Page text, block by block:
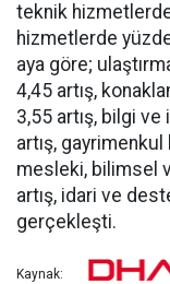
teknik
hizmetlerde
aya göre;
4,45 artış,
3,55 artış, bilgi
artış,
mesleki, bilimsel
artış, idari ve
gerçekleşti.
Kaynak: